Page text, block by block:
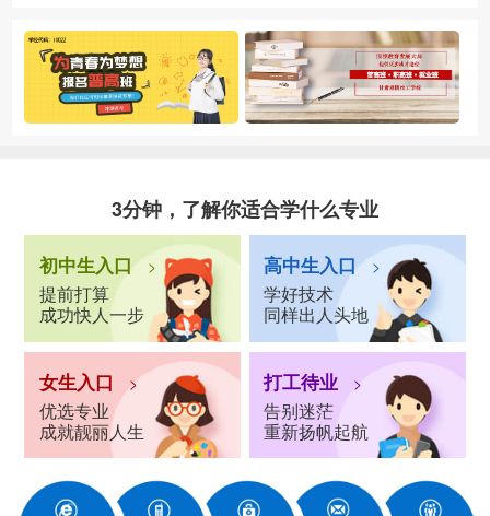
3分钟，了解你适合学什么专业
初中生入口 >
提前打算
成功快人一步
高中生入口 >
学好技术
同样出人头地
女生入口 >
优选专业
成就靓丽人生
打工待业 >
告别迷茫
重新扬帆起航